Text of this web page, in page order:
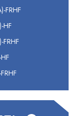
FRHF
HF